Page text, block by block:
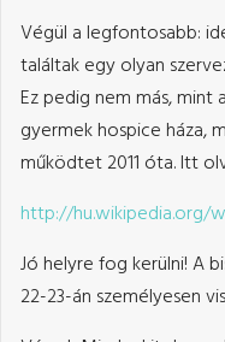
Végül a legfontosabb:
találtak egy olyan
Ez pedig nem más, mint
gyermek hospice háza,
működtet 2011 óta. Itt
http://hu.wikipedia.org/
Jó helyre fog kerülni! A
22-23-án személyesen